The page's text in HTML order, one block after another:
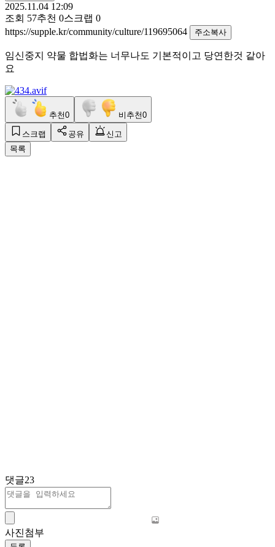
2025.11.04 12:09
조회 57추천 0스크랩 0
https://supple.kr/community/culture/119695064
주소복사
임신중지 약물 합법화는 너무나도 기본적이고 당연한것 같아
요
추천0 비추천0
스크랩 공유
신고
목록
댓글23
사진첨부